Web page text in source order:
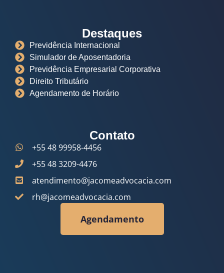
Destaques
Previdência Internacional
Simulador de Aposentadoria
Previdência Empresarial Corporativa
Direito Tributário
Agendamento de Horário
Contato
+55 48 99958-4456
+55 48 3209-4476
atendimento@jacomeadvocacia.com
rh@jacomeadvocacia.com
Agendamento